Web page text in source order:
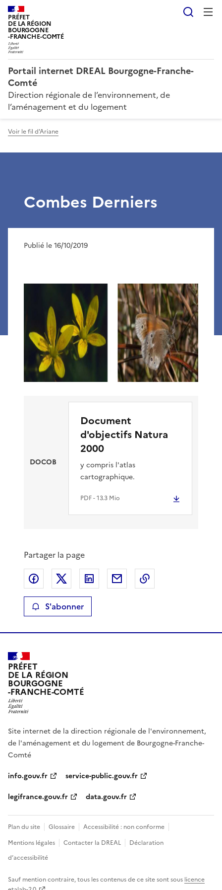
PRÉFET
DE LA RÉGION
BOURGOGNE
-FRANCHE-COMTÉ
Portail internet DREAL Bourgogne-Franche-
Comté
Direction régionale de l’environnement, de
l’aménagement et du logement
Voir le fil d'Ariane
Combes Derniers
Publié le 16/10/2019
DOCOB
Document
d'objectifs Natura
2000
PDF- 13.3 Mio
y compris l'atlas
cartographique.
Partager la page
Partager sur Facebook
Partager sur XPartager sur LinkedIn
Partager par email
S'abonner
PRÉFET
DE LA RÉGION
BOURGOGNE
-FRANCHE-COMTÉ
Site internet de la direction régionale de l'environnement,
de l'aménagement et du logement de Bourgogne-Franche-
Comté
info.gouv.fr
service-public.gouv.fr
legifrance.gouv.fr
data.gouv.fr
Plan du site Glossaire
Accessibilité : non conforme
Mentions légales
Contacter la DREAL
Déclaration
d’accessibilité
Sauf mention contraire, tous les contenus de ce site sont sous licence